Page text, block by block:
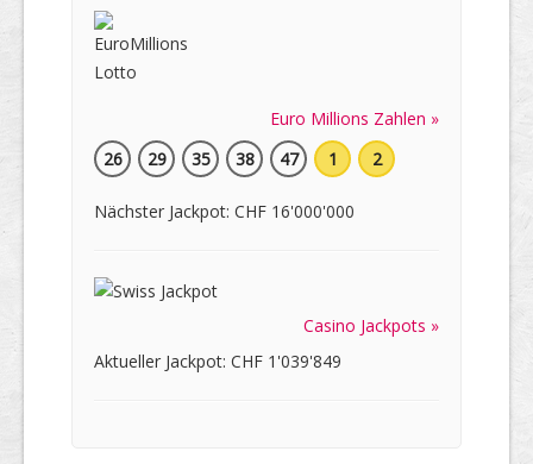
Euro Millions Zahlen »
26
29 35 38 47 1 2
Nächster Jackpot: CHF 16'000'000
Casino Jackpots »
Aktueller Jackpot: CHF 1'039'849